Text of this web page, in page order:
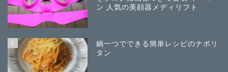
ン 人気の美顔器メディリフト
5
鍋一つでできる簡単レシピのナポリ
タン